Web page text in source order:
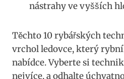
nástrahy ve vyšších
Těchto 10 rybářských
vrchol ledovce, který
nabídce. Vyberte si
nejvíce, a odhalte